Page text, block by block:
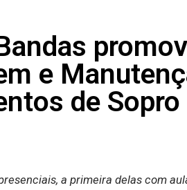
e
de Sopro
a primeira delas com